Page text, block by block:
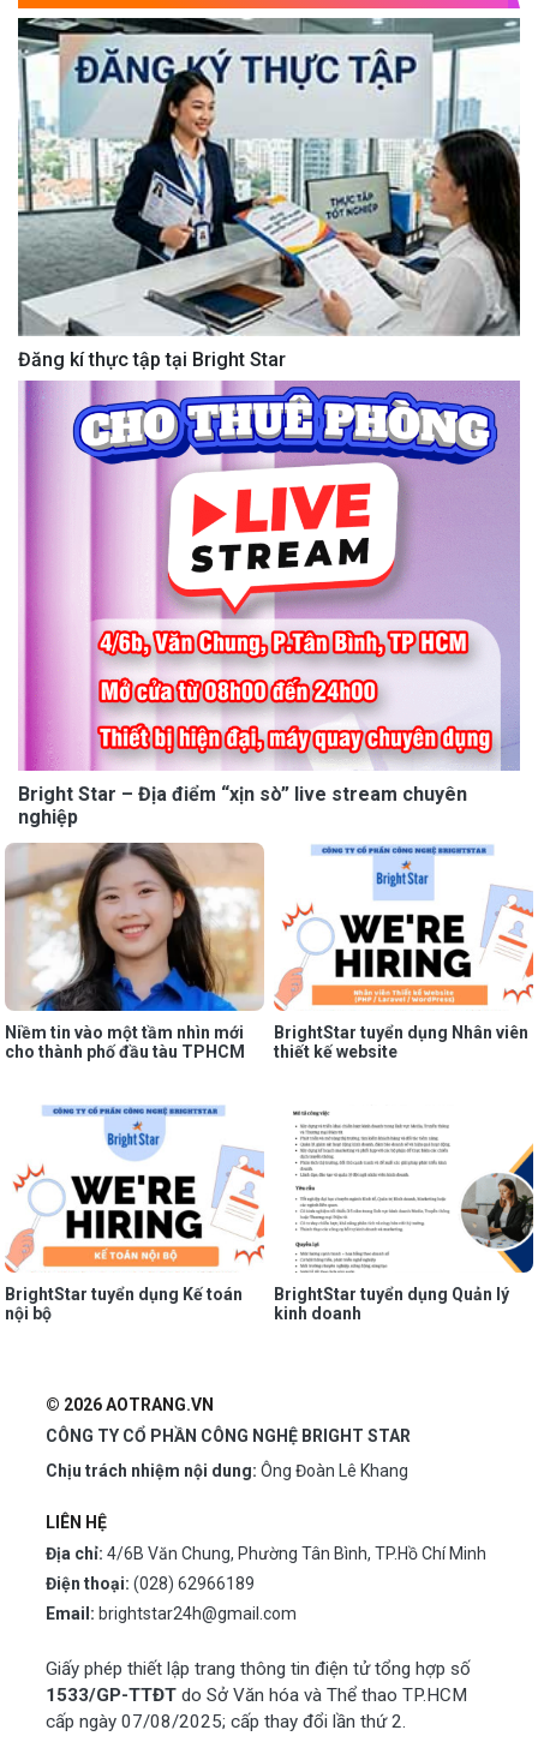
Đăng kí thực tập tại Bright Star
Bright Star – Địa điểm “xịn sò” live stream chuyên
nghiệp
Niềm tin vào một tầm nhìn mới
cho thành phố đầu tàu TPHCM
BrightStar tuyển dụng Nhân viên
thiết kế website
BrightStar tuyển dụng Kế toán
nội bộ
BrightStar tuyển dụng Quản lý
kinh doanh
© 2026 AOTRANG.VN
CÔNG TY CỔ PHẦN CÔNG NGHỆ BRIGHT STAR
Chịu trách nhiệm nội dung: Ông Đoàn Lê Khang
LIÊN HỆ
Địa chỉ: 4/6B Văn Chung, Phường Tân Bình, TP.Hồ Chí Minh
Điện thoại: (028) 62966189
Email: brightstar24h@gmail.com
Giấy phép thiết lập trang thông tin điện tử tổng hợp số
1533/GP-TTĐT do Sở Văn hóa và Thể thao TP.HCM
cấp ngày 07/08/2025; cấp thay đổi lần thứ 2.